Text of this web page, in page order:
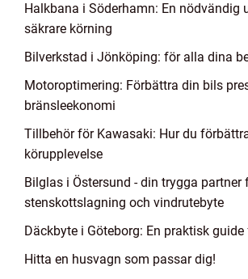
Halkbana i Söderhamn: En nödvändig
säkrare körning
Bilverkstad i Jönköping: för alla dina
Motoroptimering: Förbättra din bils
bränsleekonomi
Tillbehör för Kawasaki: Hur du
körupplevelse
Bilglas i Östersund - din trygga partner
stenskottslagning och vindrutebyte
Däckbyte i Göteborg: En praktisk
Hitta en husvagn som passar dig!